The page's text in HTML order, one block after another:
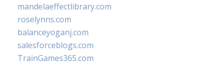
mandelaeffectlibrary.com
roselynns.com
balanceyoganj.com
salesforceblogs.com
TrainGames365.com